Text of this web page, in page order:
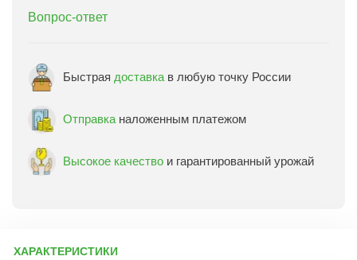
Вопрос-ответ
Быстрая доставка в любую точку России
Отправка наложенным платежом
Высокое качество и гарантированный урожай
ХАРАКТЕРИСТИКИ